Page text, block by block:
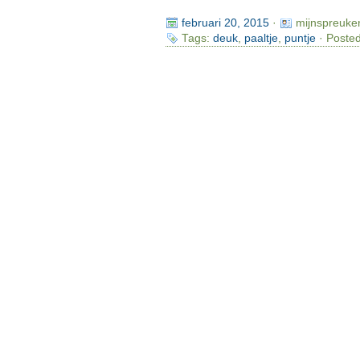
februari 20, 2015·
Tags: deuk, paaltje, puntje·